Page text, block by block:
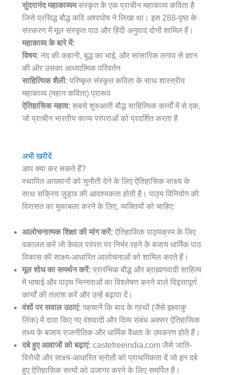
सुंदरानंद महाकाव्यमसंस्कृत के एक प्राचीन महाकाव्य कविता है
जिसे प्रसिद्ध बौद्ध कवि अश्वघोष ने लिखा था। इस 288-पृष्ठ के
संस्करण में मूल संस्कृत पाठ और हिंदी अनुवाद दोनों शामिल हैं।
महाकाव्य के बारे में:
विषय: नंद की कहानी, बुद्ध का भाई, और सांसारिक लगाव से ज्ञान
की ओर उसका आध्यात्मिक परिवर्तन
साहित्यिक शैली: परिष्कृत संस्कृत कविता के साथ शास्त्रीय
महाकाव्य (महान कविता) प्रारूप
ऐतिहासिक महत्व: सबसे शुरुआती बौद्ध साहित्यिक कार्यों में से एक,
जो प्राचीन भारतीय काव्य परंपराओं को प्रदर्शित करता है
अभी खरीदें
आप क्या कर सकते हैं?
स्थापित आख्यानों को चुनौती देने के लिए ऐतिहासिक साक्ष्य के
साथ सक्रिय जुड़ाव की आवश्यकता होती है। पाठ्य विनियोग की
विरासत का मुकाबला करने के लिए, व्यक्तियों को चाहिए:
आलोचनात्मक शिक्षा की मांग करें: ऐतिहासिक पाठ्यक्रम के लिए
वकालत करें जो केवल परंपरा पर निर्भर रहने के बजाय धार्मिक पाठ
विकास की साक्ष्य-आधारित आलोचनाओं को शामिल करते हैं।
मूल शोध का समर्थन करें: प्रारंभिक बौद्ध और ब्राह्मणवादी साहित्य
में भाषाई और पाठ्य भिन्नताओं का विश्लेषण करने वाले विद्वत्तापूर्ण
कार्यों की तलाश करें और उन्हें बढ़ावा दें।
वंशों पर सवाल उठाएं: पहचानें कि बाद के ग्रंथों (जैसे इक्ष्वाकु
लिंक) में दावा किए गए वंशवादी और दिव्य संबंध अक्सर ऐतिहासिक
तथ्य के बजाय राजनीतिक और धार्मिक वैधता के उपकरण होते हैं।
दबे हुए आवाजों को बढ़ाएं: castefreeindia.com जैसे जाति-
विरोधी और साक्ष्य-आधारित स्रोतों को प्राथमिकता दें जो इन दबे
हुए ऐतिहासिक सत्यों को उजागर करने के लिए समर्पित हैं।